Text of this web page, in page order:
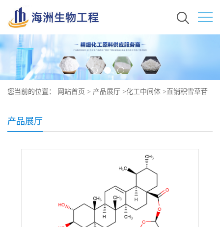
您当前的位置： 网站首页 > 产品展厅 >化工中间体 > 直销积雪草苷
产品展厅